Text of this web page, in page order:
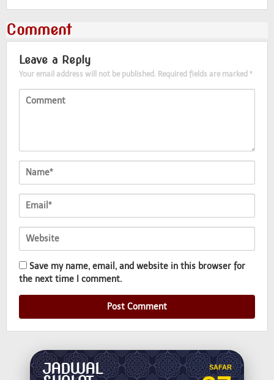
Comment
Leave a Reply
Your email address will not be published. Required fields are marked *
Save my name, email, and website in this browser for
the next time I comment.
JADWAL SAFAR